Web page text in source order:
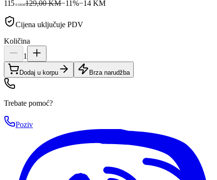
115 00KM129,00 KM−11%−14 KM
Cijena uključuje PDV
Količina
1
Dodaj u korpu Brza narudžba
Trebate pomoć?
Poziv